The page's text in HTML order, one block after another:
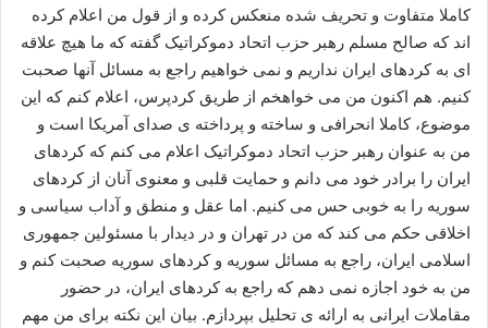
کاملا متفاوت و تحریف شده منعکس کرده و از قول من اعلام کرده
اند که صالح مسلم رهبر حزب اتحاد دموکراتیک گفته که ما هیچ علاقه
ای به کردهای ایران نداریم و نمی خواهیم راجع به مسائل آنها صحبت
کنیم. هم اکنون من می خواهخم از طریق کردپرس، اعلام کنم که این
موضوع، کاملا انحرافی و ساخته و پرداخته ی صدای آمریکا است و
من به عنوان رهبر حزب اتحاد دموکراتیک اعلام می کنم که کردهای
ایران را برادر خود می دانم و حمایت قلبی و معنوی آنان از کردهای
سوریه را به خوبی حس می کنیم. اما عقل و منطق و آداب سیاسی و
اخلاقی حکم می کند که من در تهران و در دیدار با مسئولین جمهوری
اسلامی ایران، راجع به مسائل سوریه و کردهای سوریه صحبت کنم و
من به خود اجازه نمی دهم که راجع به کردهای ایران، در حضور
مقاملات ایرانی به ارائه ی تحلیل بپردازم. بیان این نکته برای من مهم